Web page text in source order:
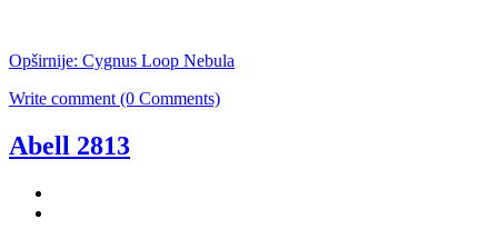
Opširnije: Cygnus Loop Nebula
Write comment (0 Comments)
Abell 2813